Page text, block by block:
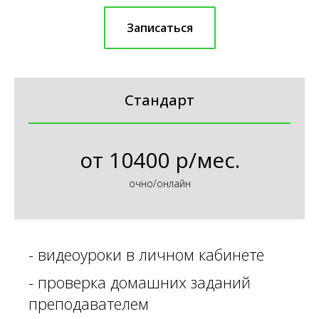
Записаться
Стандарт
от 10400 р/мес.
очно/онлайн
- видеоуроки в личном кабинете
- проверка домашних заданий
преподавателем